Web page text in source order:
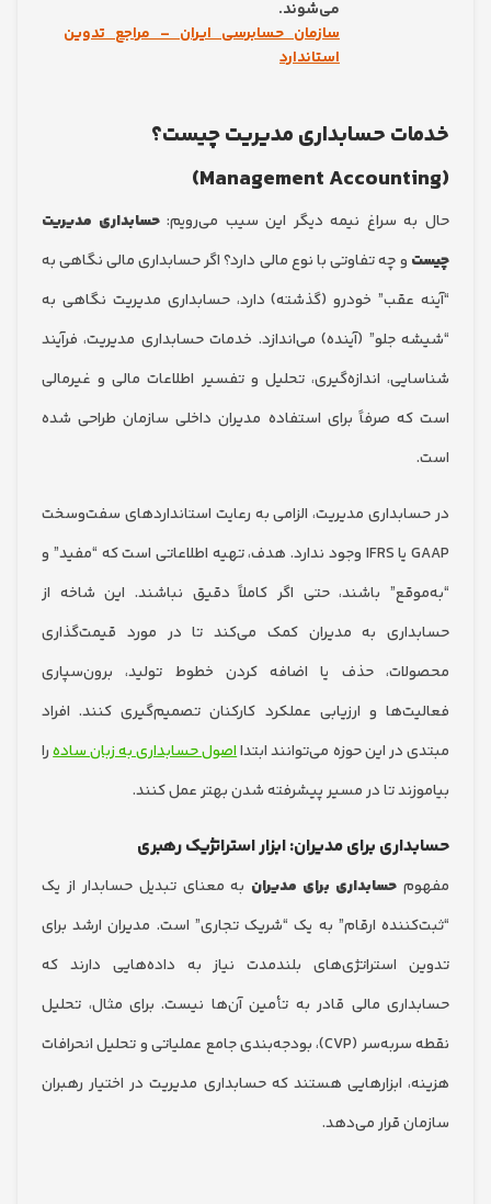
سازمان حسابرسی ایران – مراجع تدوین
حسابداری مدیریت چیست؟
سراغ نیمه دیگر این سیب می‌رویم:حسابداری مدیریت
و چه تفاوتی با نوع مالی دارد؟ اگر حسابداری مالی نگاهی به
عقب” خودرو (گذشته) دارد، حسابداری مدیریت نگاهی به
جلو” (آینده) می‌اندازد. خدمات حسابداری مدیریت، فرآیند
اندازه‌گیری، تحلیل و تفسیر اطلاعات مالی و غیرمالی
صرفاً برای استفاده مدیران داخلی سازمان طراحی شده
مدیریت، الزامی به رعایت استانداردهای سفت‌وسخت
GAAP یا IFRS وجود ندارد. هدف، تهیه اطلاعاتی است که “مفید” و
باشند، حتی اگر کاملاً دقیق نباشند. این شاخه از
به مدیران کمک می‌کند تا در مورد قیمت‌گذاری
حذف یا اضافه کردن خطوط تولید، برون‌سپاری
و ارزیابی عملکرد کارکنان تصمیم‌گیری کنند. افراد
در این حوزه می‌توانند ابتدااصول حسابداری به زبان سادهرا
تا در مسیر پیشرفته شدن بهتر عمل کنند.
برای مدیران: ابزار استراتژیک رهبری
حسابداری برای مدیرانبه معنای تبدیل حسابدار از یک
ارقام” به یک “شریک تجاری” است. مدیران ارشد برای
استراتژی‌های بلندمدت نیاز به داده‌هایی دارند که
مالی قادر به تأمین آن‌ها نیست. برای مثال، تحلیل
نقطه سربه‌سر (CVP)، بودجه‌بندی جامع عملیاتی و تحلیل انحرافات
ابزارهایی هستند که حسابداری مدیریت در اختیار رهبران
قرار می‌دهد.